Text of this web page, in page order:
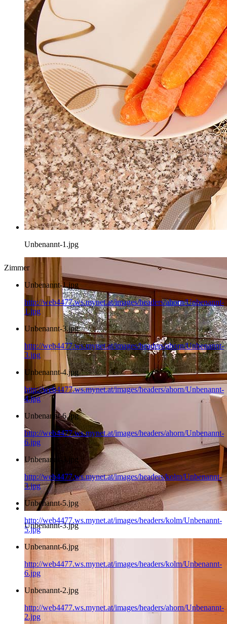
Unbenannt-1.jpg
Unbenannt-3.jpg
Zimmer
Unbenannt-1.jpg
http://web4477.ws.mynet.at/images/headers/ahorn/Unbenannt-
1.jpg
Unbenannt-3.jpg
http://web4477.ws.mynet.at/images/headers/ahorn/Unbenannt-
3.jpg
Unbenannt-4.jpg
http://web4477.ws.mynet.at/images/headers/ahorn/Unbenannt-
4.jpg
Unbenannt-6.jpg
http://web4477.ws.mynet.at/images/headers/ahorn/Unbenannt-
6.jpg
Unbenannt-3.jpg
http://web4477.ws.mynet.at/images/headers/kolm/Unbenannt-
3.jpg
Unbenannt-5.jpg
http://web4477.ws.mynet.at/images/headers/kolm/Unbenannt-
5.jpg
Unbenannt-6.jpg
http://web4477.ws.mynet.at/images/headers/kolm/Unbenannt-
6.jpg
Unbenannt-2.jpg
http://web4477.ws.mynet.at/images/headers/ahorn/Unbenannt-
2.jpg